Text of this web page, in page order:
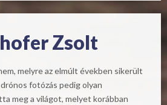
Zsolt
melyre az elmúlt években sikerült
fotózás pedig olyan
meg a világot, melyet korábban